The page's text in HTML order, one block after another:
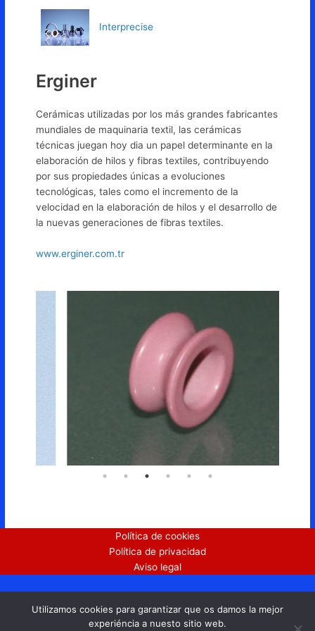
Interprecise
Erginer
Cerámicas utilizadas por los más grandes fabricantes
mundiales de maquinaria textil, las cerámicas
técnicas juegan hoy dia un papel determinante en la
elaboración de hilos y fibras textiles, contribuyendo
por sus propiedades únicas a evoluciones
tecnológicas, tales como el incremento de la
velocidad en la elaboración de hilos y el desarrollo de
la nuevas generaciones de fibras textiles.
www.erginer.com.tr
Política de cookies
Política de privacidad
Aviso legal
Antonia Muntané Service S.L. ©
Utilizamos cookies para garantizar que os damos la mejor
experiéncia a nuesto sitio web.